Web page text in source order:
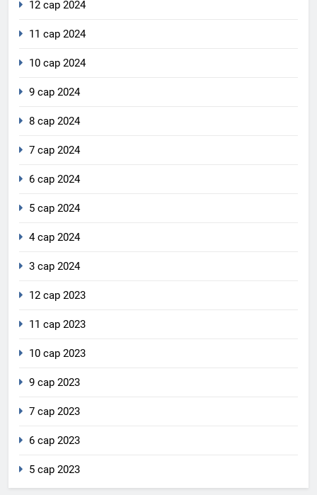
12 сар 2024
11 сар 2024
10 сар 2024
9 сар 2024
8 сар 2024
7 сар 2024
6 сар 2024
5 сар 2024
4 сар 2024
3 сар 2024
12 сар 2023
11 сар 2023
10 сар 2023
9 сар 2023
7 сар 2023
6 сар 2023
5 сар 2023